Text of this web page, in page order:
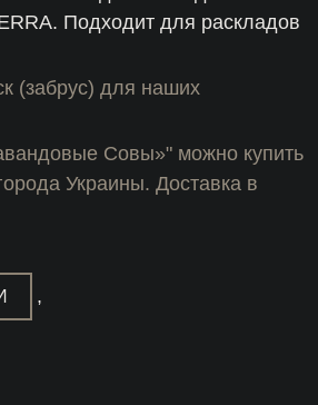
Подходит для раскладов
(забрус) для наших
Совы»" можно купить
Украины. Доставка в
,